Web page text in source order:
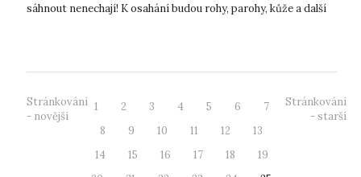
sáhnout nenechají! K osahání budou rohy, parohy, kůže a další
Stránkování
- novější
1 2 3 4 5 6
7
8
9 10 11 12
13
14
15 16 17 18
19
Stránkování
- starší